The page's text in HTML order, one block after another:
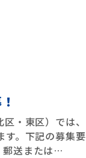
・東区）では、
す。下記の募集要
送または…